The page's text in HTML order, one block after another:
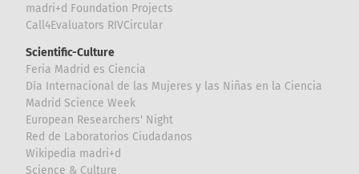
madri+d Foundation Projects
Call4Evaluators RIVCircular
Scientific-Culture
Feria Madrid es Ciencia
Día Internacional de las Mujeres y las Niñas en la Ciencia
Madrid Science Week
European Researchers' Night
Red de Laboratorios Ciudadanos
Wikipedia madri+d
Science & Culture